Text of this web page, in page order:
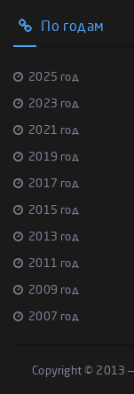
По годам
2025 год
2023 год
2021 год
2019 год
2017 год
2015 год
2013 год
2011 год
2009 год
2007 год
Copyright © 2013